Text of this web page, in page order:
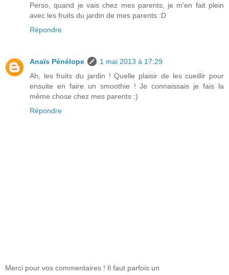
Perso, quand je vais chez mes parents, je m'en fait plein
avec les fruits du jardin de mes parents :D
Répondre
Anaïs Pénélope
1 mai 2013 à 17:29
Ah, les fruits du jardin ! Quelle plaisir de les cueillir pour
ensuite en faire un smoothie ! Je connaissais je fais la
même chose chez mes parents ;)
Répondre
Merci pour vos commentaires ! Il faut parfois un